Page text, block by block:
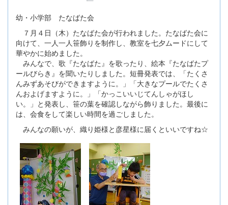
幼・小学部 たなばた会
７月４日（木）たなばた会が行われました。たなばた会に
向けて、一人一人笹飾りを制作し、教室を七夕ムードにして
華やかに始めました。
みんなで、歌『たなばた』を歌ったり、絵本『たなばたプ
ールびらき』を聞いたりしました。短冊発表では、「たくさ
んみずあそびができますように。」「大きなプールでたくさ
んおよげますように。」「かっこいいじてんしゃがほし
い。」と発表し、笹の葉を確認しながら飾りました。最後に
は、会食をして楽しい時間を過ごしました。
みんなの願いが、織り姫様と彦星様に届くといいですね☆